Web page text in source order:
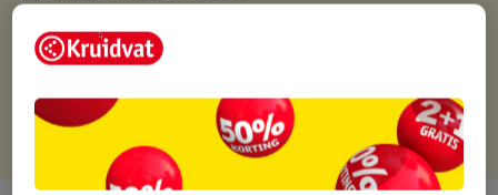
Gratis retourneren via verkooppartner.
Gratis punten met je Kruidvat kaart